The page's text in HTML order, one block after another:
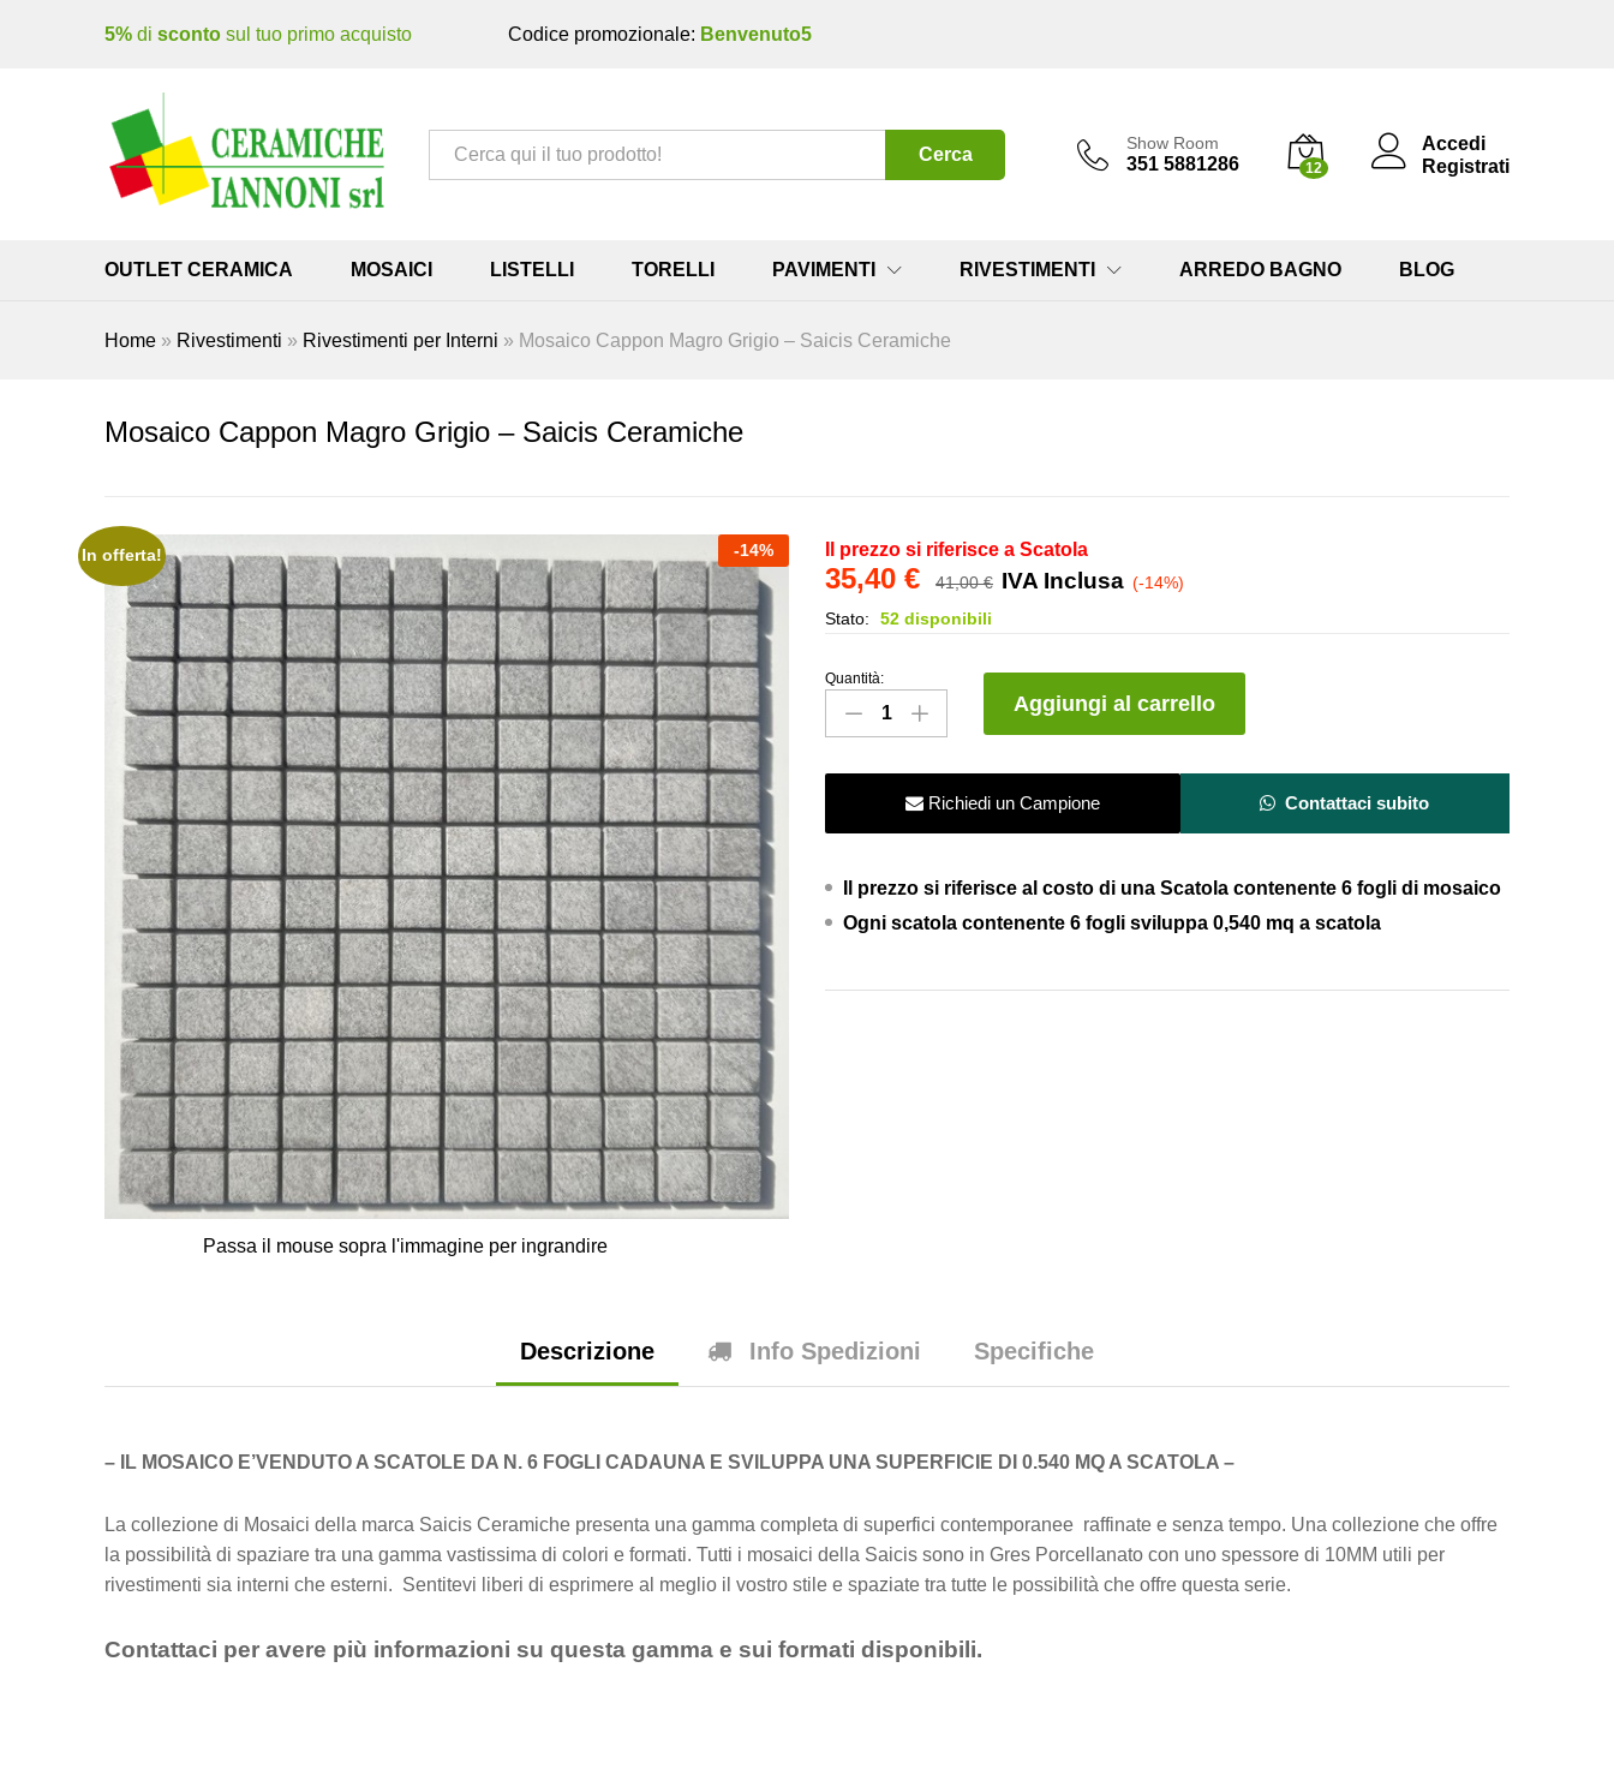
5% di sconto sul tuo primo acquisto Codice promozionale: Benvenuto5
Tutto Cerca
Show Room
351 5881286 12
Accedi
Registrati
OUTLET CERAMICA MOSAICI LISTELLI TORELLI PAVIMENTI RIVESTIMENTI ARREDO BAGNO BLOG
Home » Rivestimenti » Rivestimenti per Interni » Mosaico Cappon Magro Grigio – Saicis Ceramiche
Mosaico Cappon Magro Grigio – Saicis Ceramiche
In offerta! -14%
Passa il mouse sopra l'immagine per ingrandire
Il prezzo si riferisce a Scatola
35,40 € 41,00€ IVA Inclusa (-14%)
Stato:
52 disponibili
Mosaico
Cappon
Grigio
Saicis
quantity
Quantità:
Aggiungi al carrello
e
n
t
i
e
Richiedi un Campione Contattaci subito
Il prezzo si riferisce al costo di una Scatola contenente 6 fogli di mosaico
Ogni scatola contenente 6 fogli sviluppa 0,540 mq a scatola
Descrizione Info Spedizioni Specifiche
– IL MOSAICO E’VENDUTO A SCATOLE DA N. 6 FOGLI CADAUNA E SVILUPPA UNA SUPERFICIE DI 0.540 MQ A SCATOLA –
La collezione di Mosaici della marca Saicis Ceramiche presenta una gamma completa di superfici contemporanee raffinate e senza tempo. Una collezione che offre
la possibilità di spaziare tra una gamma vastissima di colori e formati. Tutti i mosaici della Saicis sono in Gres Porcellanato con uno spessore di 10MM utili per
rivestimenti sia interni che esterni. Sentitevi liberi di esprimere al meglio il vostro stile e spaziate tra tutte le possibilità che offre questa serie.
Contattaci per avere più informazioni su questa gamma e sui formati disponibili.